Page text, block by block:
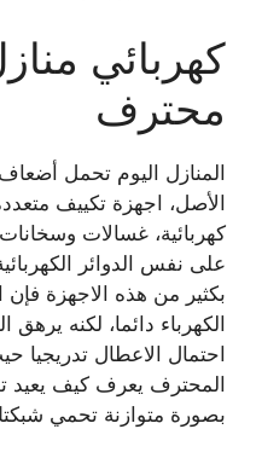
كهربائي
محترف
المنازل اليوم تحمل
الأصل، اجهزة تكييف
كهربائية، غسالات
على نفس الدوائر
بكثير من هذه الاجهزة فإن
الكهرباء دائما، لكنه
احتمال الاعطال تدريجيا
المحترف يعرف كيف يعيد
بصورة متوازنة تحمي